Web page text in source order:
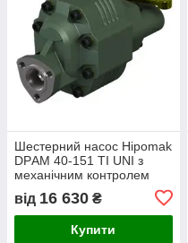
Шестерний насос Hipomak
DPАМ 40-151 TI UNI з
механічним контролем
від 16 630 ₴
Купити